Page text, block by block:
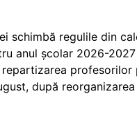
schimbă regulile din
anul școlar 2026-
profesorilor
după